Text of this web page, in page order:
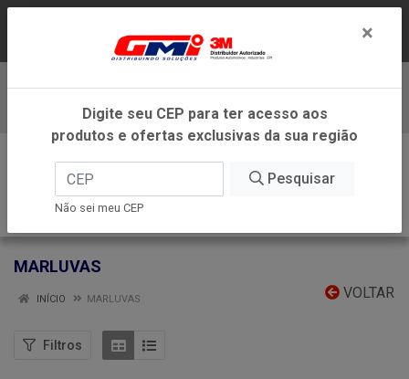
DENTRO DO ESTADO DE MINAS GERAIS.
MARLUVAS
VOLTAR
INÍCIO MARLUVAS
Filtros
×
Digite seu CEP para ter acesso aos
produtos e ofertas exclusivas da sua região
Pesquisar
Não sei meu CEP